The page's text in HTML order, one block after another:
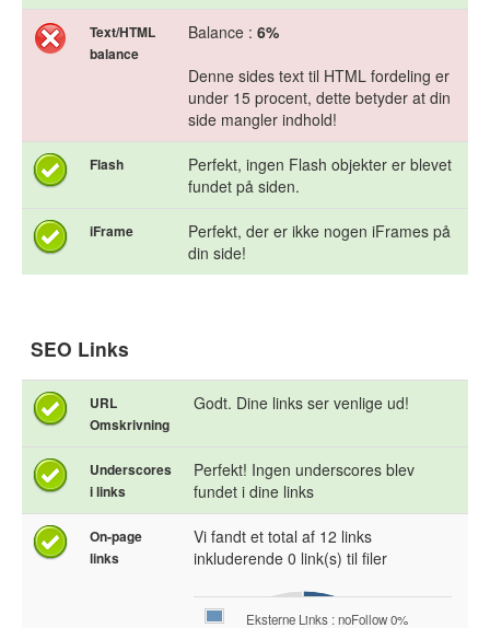
Text/HTML
balance
Balance : 6%
Denne sides text til HTML fordeling er
under 15 procent, dette betyder at din
side mangler indhold!
Flash
Perfekt, ingen Flash objekter er blevet
fundet på siden.
iFrame
Perfekt, der er ikke nogen iFrames på
din side!
SEO Links
URL
Omskrivning
Godt. Dine links ser venlige ud!
Underscores
i links
Perfekt! Ingen underscores blev
fundet i dine links
On-page
links
Vi fandt et total af 12 links
inkluderende 0 link(s) til filer
Eksterne Links : noFollow 0%